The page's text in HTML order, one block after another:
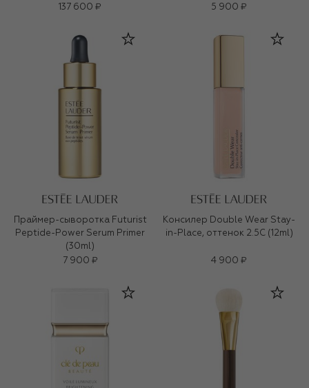
137 600 ₽ 5 900 ₽
Праймер-сыворотка Futurist
Peptide-Power Serum Primer
(30ml)
7 900 ₽
Консилер Double Wear Stay-
in-Place, оттенок 2.5C (12ml)
4 900 ₽